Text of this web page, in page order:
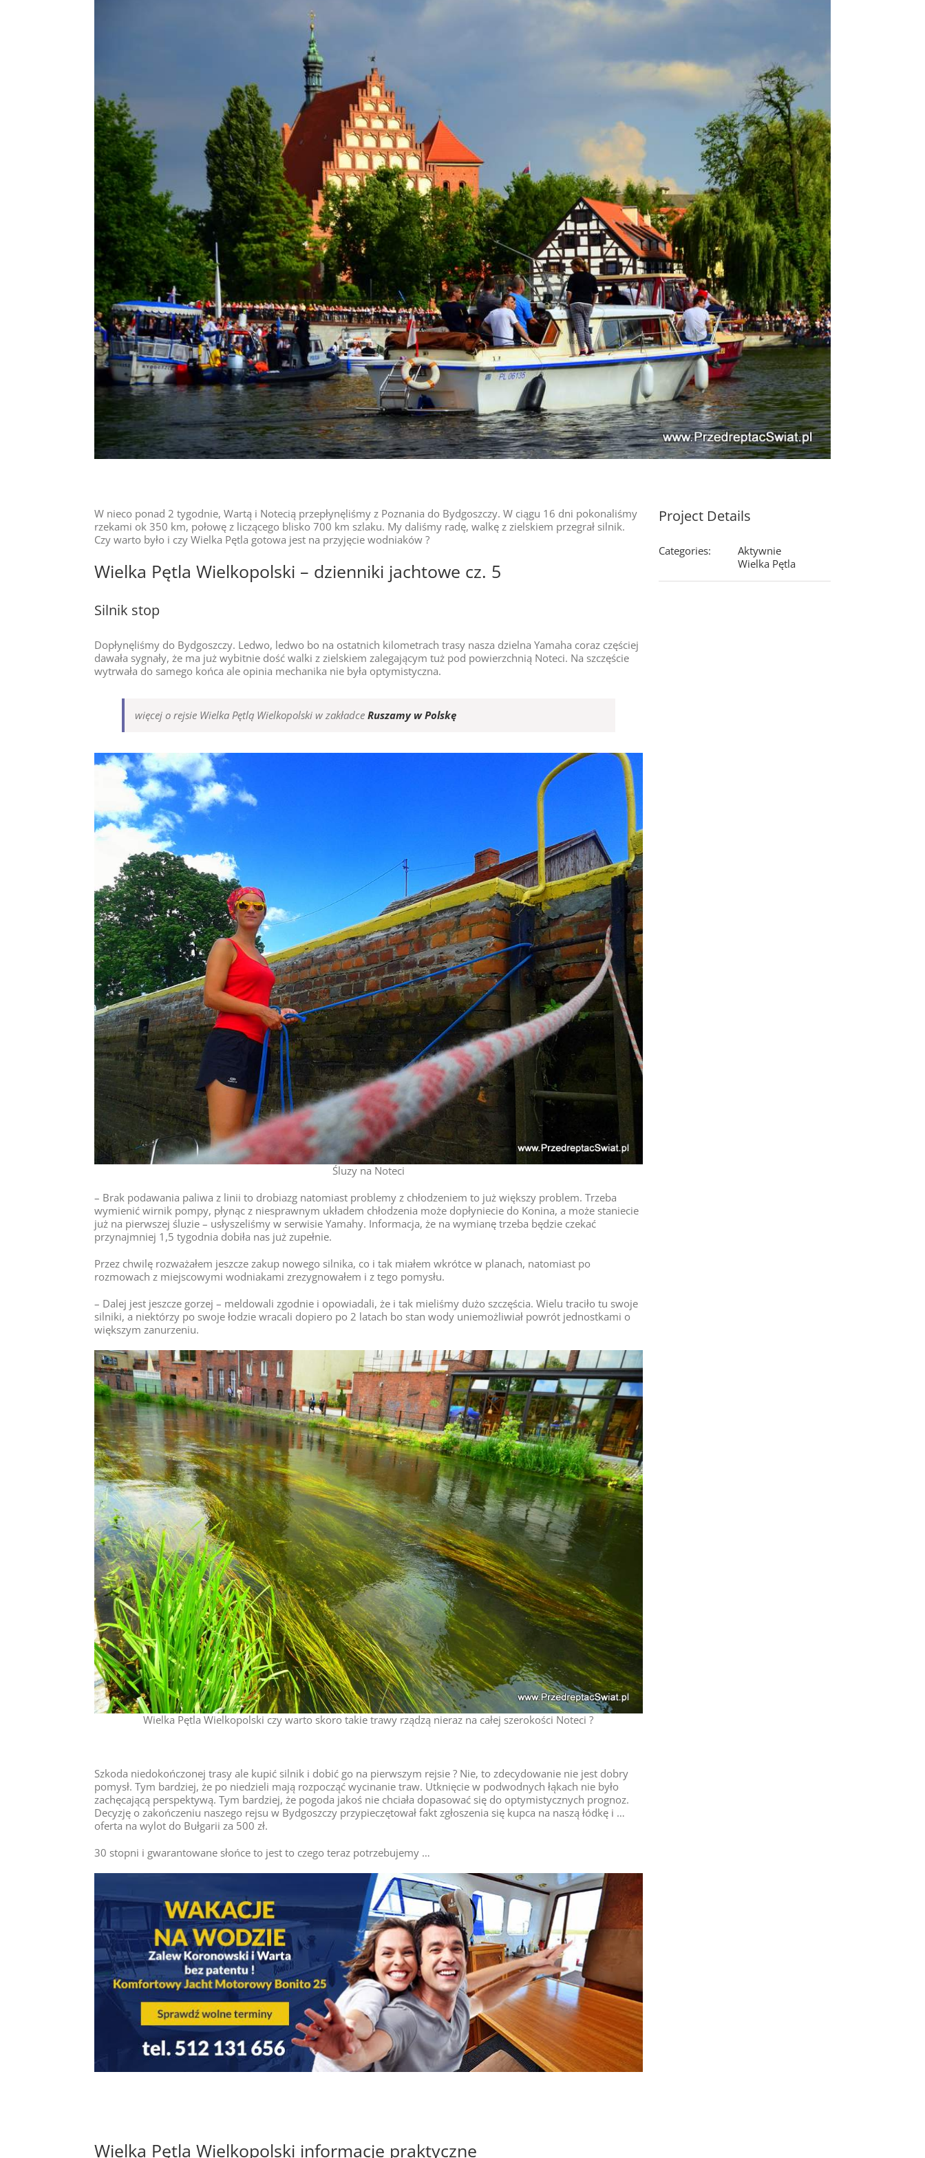
W nieco ponad 2 tygodnie, Wartą i Notecią przepłynęliśmy z Poznania do Bydgoszczy. W ciągu 16 dni pokonaliśmy
rzekami ok 350 km, połowę z liczącego blisko 700 km szlaku. My daliśmy radę, walkę z zielskiem przegrał silnik.
Czy warto było i czy Wielka Pętla gotowa jest na przyjęcie wodniaków ?
Wielka Pętla Wielkopolski – dzienniki jachtowe cz. 5
Silnik stop
Dopłynęliśmy do Bydgoszczy. Ledwo, ledwo bo na ostatnich kilometrach trasy nasza dzielna Yamaha coraz częściej
dawała sygnały, że ma już wybitnie dość walki z zielskiem zalegającym tuż pod powierzchnią Noteci. Na szczęście
wytrwała do samego końca ale opinia mechanika nie była optymistyczna.
więcej o rejsie Wielka Pętlą Wielkopolski w zakładce Ruszamy w Polskę
Śluzy na Noteci
– Brak podawania paliwa z linii to drobiazg natomiast problemy z chłodzeniem to już większy problem. Trzeba
wymienić wirnik pompy, płynąc z niesprawnym układem chłodzenia może dopłyniecie do Konina, a może staniecie
już na pierwszej śluzie – usłyszeliśmy w serwisie Yamahy. Informacja, że na wymianę trzeba będzie czekać
przynajmniej 1,5 tygodnia dobiła nas już zupełnie.
Przez chwilę rozważałem jeszcze zakup nowego silnika, co i tak miałem wkrótce w planach, natomiast po
rozmowach z miejscowymi wodniakami zrezygnowałem i z tego pomysłu.
– Dalej jest jeszcze gorzej – meldowali zgodnie i opowiadali, że i tak mieliśmy dużo szczęścia. Wielu traciło tu swoje
silniki, a niektórzy po swoje łodzie wracali dopiero po 2 latach bo stan wody uniemożliwiał powrót jednostkami o
większym zanurzeniu.
Wielka Pętla Wielkopolski czy warto skoro takie trawy rządzą nieraz na całej szerokości Noteci ?
Szkoda niedokończonej trasy ale kupić silnik i dobić go na pierwszym rejsie ? Nie, to zdecydowanie nie jest dobry
pomysł. Tym bardziej, że po niedzieli mają rozpocząć wycinanie traw. Utknięcie w podwodnych łąkach nie było
zachęcającą perspektywą. Tym bardziej, że pogoda jakoś nie chciała dopasować się do optymistycznych prognoz.
Decyzję o zakończeniu naszego rejsu w Bydgoszczy przypieczętował fakt zgłoszenia się kupca na naszą łódkę i …
oferta na wylot do Bułgarii za 500 zł.
30 stopni i gwarantowane słońce to jest to czego teraz potrzebujemy …
Wielka Pętla Wielkopolski informacje praktyczne
Project Details
Categories:
Aktywnie
Wielka Pętla